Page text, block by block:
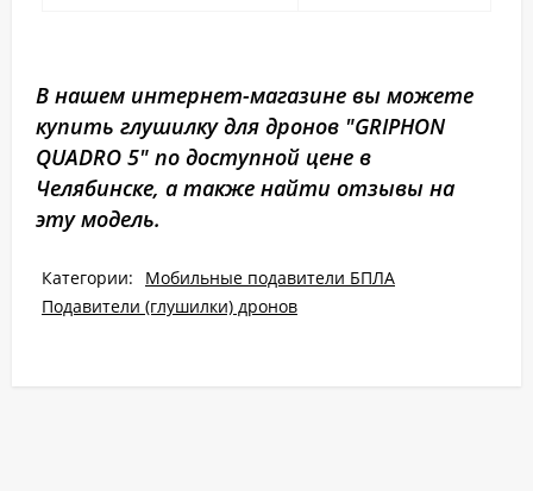
В нашем интернет-магазине вы можете
купить глушилку для дронов "GRIPHON
QUADRO 5" по доступной цене в
Челябинске, а также найти отзывы на
эту модель.
Категории:
Мобильные подавители БПЛА
Подавители (глушилки) дронов